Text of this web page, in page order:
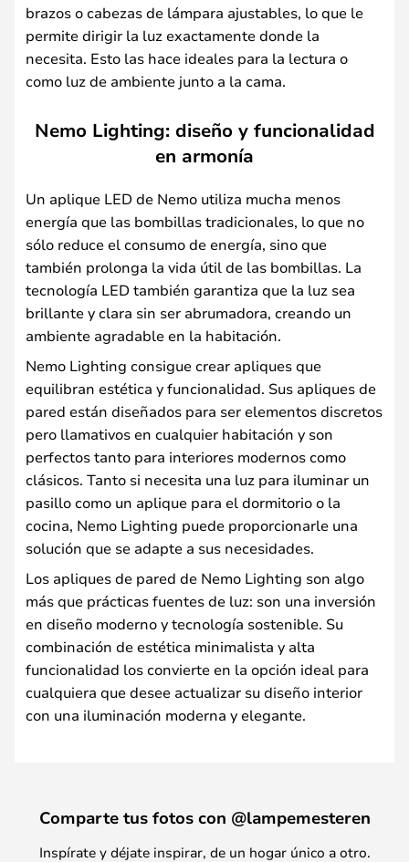
brazos o cabezas de lámpara ajustables, lo que le
permite dirigir la luz exactamente donde la
necesita. Esto las hace ideales para la lectura o
como luz de ambiente junto a la cama.
Nemo Lighting: diseño y funcionalidad
en armonía
Un aplique LED de Nemo utiliza mucha menos
energía que las bombillas tradicionales, lo que no
sólo reduce el consumo de energía, sino que
también prolonga la vida útil de las bombillas. La
tecnología LED también garantiza que la luz sea
brillante y clara sin ser abrumadora, creando un
ambiente agradable en la habitación.
Nemo Lighting consigue crear apliques que
equilibran estética y funcionalidad. Sus apliques de
pared están diseñados para ser elementos discretos
pero llamativos en cualquier habitación y son
perfectos tanto para interiores modernos como
clásicos. Tanto si necesita una luz para iluminar un
pasillo como un aplique para el dormitorio o la
cocina, Nemo Lighting puede proporcionarle una
solución que se adapte a sus necesidades.
Los apliques de pared de Nemo Lighting son algo
más que prácticas fuentes de luz: son una inversión
en diseño moderno y tecnología sostenible. Su
combinación de estética minimalista y alta
funcionalidad los convierte en la opción ideal para
cualquiera que desee actualizar su diseño interior
con una iluminación moderna y elegante.
Comparte tus fotos con @lampemesteren
Inspírate y déjate inspirar, de un hogar único a otro.